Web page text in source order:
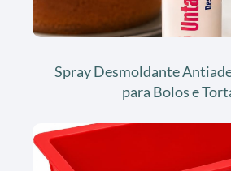
Spray Desmoldante
para Bolos e